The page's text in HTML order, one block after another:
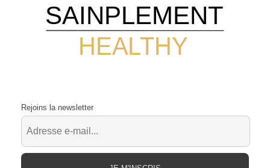
HEALTHY
SAINPLEMENT
Rejoins la newsletter